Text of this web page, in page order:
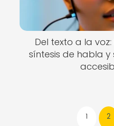
Del texto a la
síntesis de habla y
1 2